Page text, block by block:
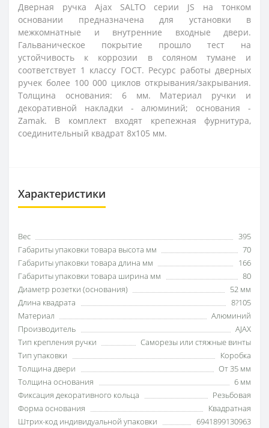
Дверная ручка Ajax SALTO серии JS на тонком
основании предназначена для установки в
межкомнатные и внутренние входные двери.
Гальваническое покрытие прошло тест на
устойчивость к коррозии в соляном тумане и
соответствует 1 классу ГОСТ. Ресурс работы дверных
ручек более 100 000 циклов открывания/закрывания.
Толщина основания: 6 мм. Материал ручки и
декоративной накладки - алюминий; основания -
Zamak. В комплект входят крепежная фурнитура,
соединительный квадрат 8x105 мм.
Характеристики
Вес
395
Габариты упаковки товара высота мм
70
Габариты упаковки товара длина мм
166
Габариты упаковки товара ширина мм
80
Диаметр розетки (основания)
52 мм
Длина квадрата
8?105
Материал
Алюминий
Производитель
AJAX
Тип крепления ручки
Саморезы или стяжные винты
Тип упаковки
Коробка
Толщина двери
От 35 мм
Толщина основания
6 мм
Фиксация декоративного кольца
Резьбовая
Форма основания
Квадратная
Штрих-код индивидуальной упаковки
6941899130963